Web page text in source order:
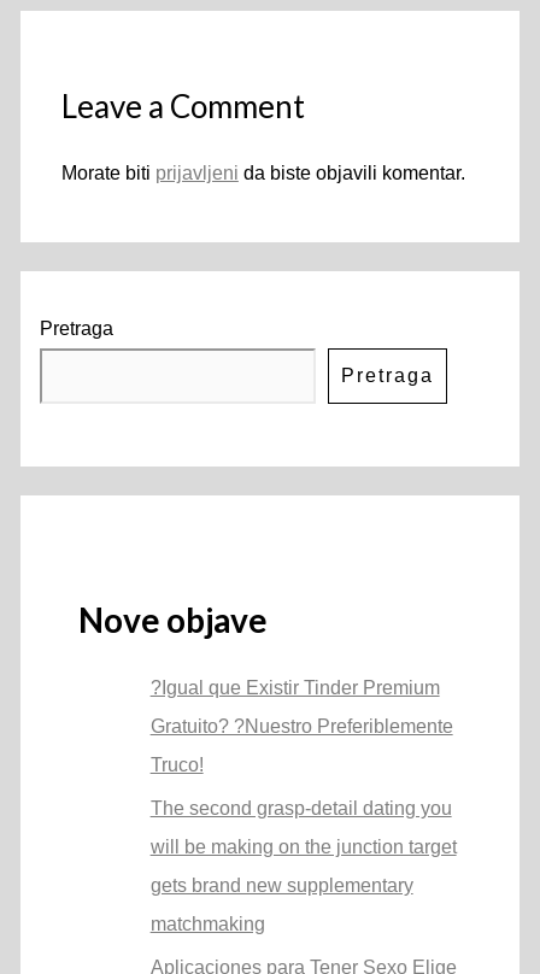
Leave a Comment
Morate biti prijavljeni da biste objavili komentar.
Pretraga
Pretraga
Nove objave
?Igual que Existir Tinder Premium
Gratuito? ?Nuestro Preferiblemente
Truco!
The second grasp-detail dating you
will be making on the junction target
gets brand new supplementary
matchmaking
Aplicaciones para Tener Sexo Elige